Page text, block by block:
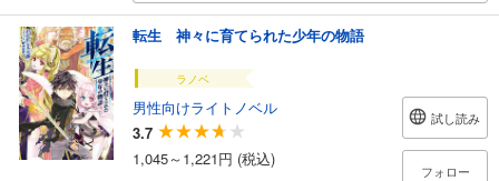
転生 神々に育てられた少年の物語
ラノベ
男性向けライトノベル
3.7
1,045～1,221円 (税込)
試し読み
フォロー